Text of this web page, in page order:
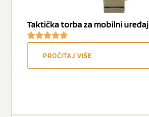
Taktička torba za mobilni uređaj
PROČITAJ VIŠE